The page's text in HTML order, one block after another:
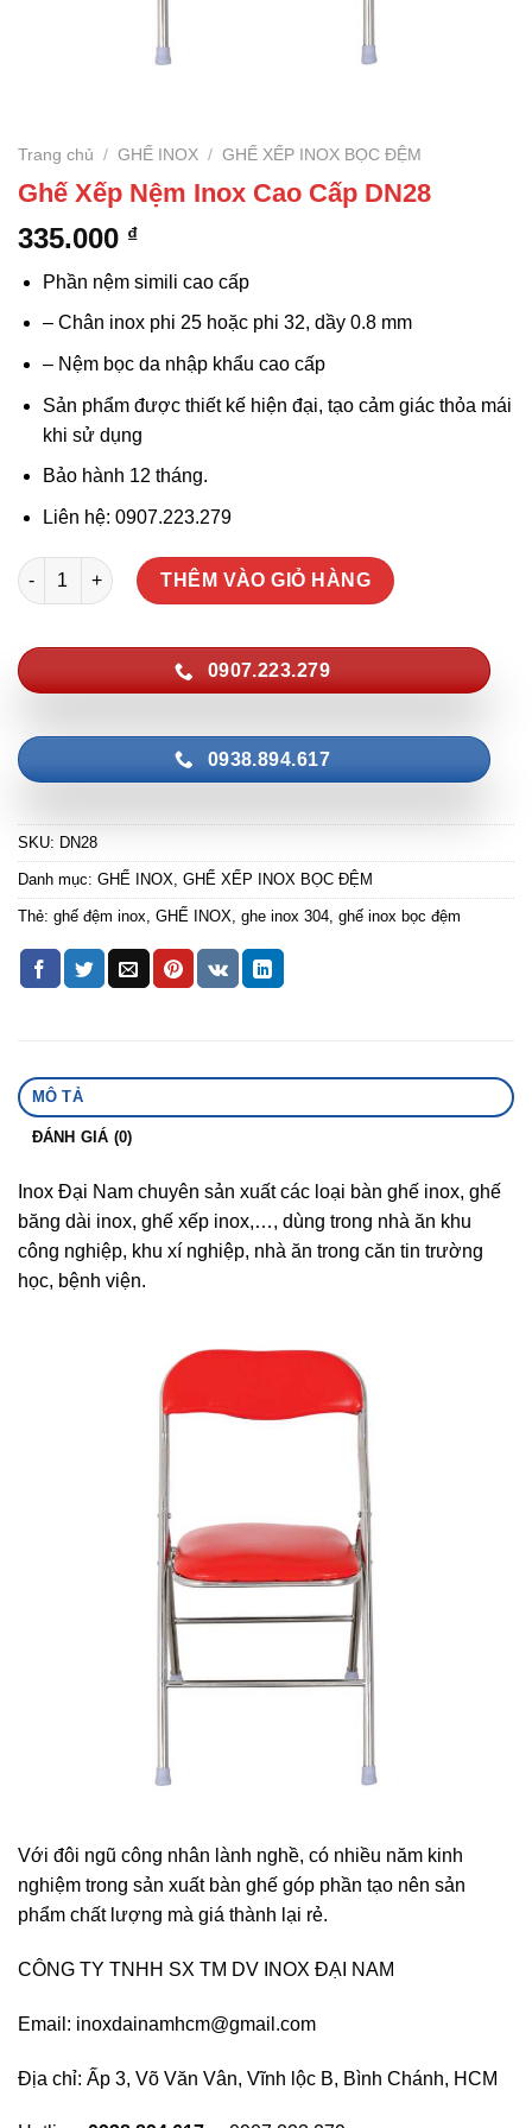
Trang chủ / GHẾ INOX / GHẾ XẾP INOX BỌC ĐỆM
Ghế Xếp Nệm Inox Cao Cấp DN28
335.000 ₫
Phần nệm simili cao cấp
– Chân inox phi 25 hoặc phi 32, dầy 0.8 mm
– Nệm bọc da nhập khẩu cao cấp
Sản phẩm được thiết kế hiện đại, tạo cảm giác thỏa mái
khi sử dụng
Bảo hành 12 tháng.
Liên hệ: 0907.223.279
Ghế Xếp Nệm Inox Cao Cấp DN28 số lượng
THÊM VÀO GIỎ HÀNG
0907.223.279
0938.894.617
SKU: DN28
Danh mục: GHẾ INOX GHẾ XẾP INOX BỌC ĐỆM
Thẻ: ghế đệm inox GHẾ INOX ghe inox 304 ghế inox bọc đệm
MÔ TẢ
ĐÁNH GIÁ (0)
Inox Đại Nam chuyên sản xuất các loại bàn ghế inox, ghế
băng dài inox, ghế xếp inox,…, dùng trong nhà ăn khu
công nghiệp, khu xí nghiệp, nhà ăn trong căn tin trường
học, bệnh viện.
Với đôi ngũ công nhân lành nghề, có nhiều năm kinh
nghiệm trong sản xuất bàn ghế góp phần tạo nên sản
phẩm chất lượng mà giá thành lại rẻ.
CÔNG TY TNHH SX TM DV INOX ĐẠI NAM
Email: inoxdainamhcm@gmail.com
Địa chỉ: Ấp 3, Võ Văn Vân, Vĩnh lộc B, Bình Chánh, HCM